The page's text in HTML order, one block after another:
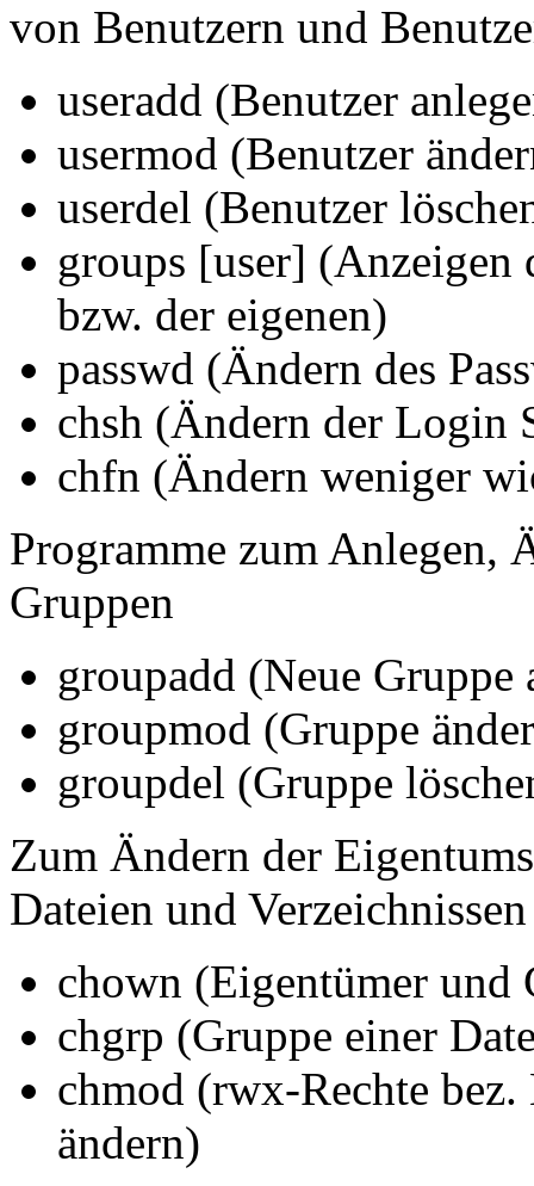
von Benutzern und
useradd (Benutzer
usermod (Benutzer
userdel (Benutzer
groups [user] (Anzeigen
bzw. der eigenen)
passwd (Ändern des
chsh (Ändern der Login
chfn (Ändern weniger
Programme zum Anlegen,
Gruppen
groupadd (Neue Gruppe
groupmod (Gruppe
groupdel (Gruppe
Zum Ändern der
Dateien und Verzeichnissen
chown (Eigentümer und
chgrp (Gruppe einer
chmod (rwx-Rechte
ändern)